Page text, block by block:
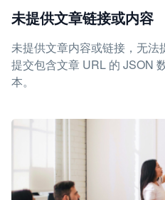
未提供文章链接或内容
未提供文章内容或链接，无法
提交包含文章 URL 的 JSON
本。